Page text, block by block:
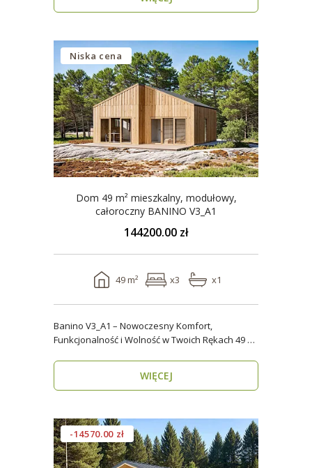
Niska cena
Dom 49 m² mieszkalny, modułowy,
całoroczny BANINO V3_A1
144200.00 zł
49 m² x3 x1
Banino V3_A1 – Nowoczesny Komfort,
Funkcjonalność i Wolność w Twoich Rękach 49 m²
WIĘCEJ
-14570.00 zł